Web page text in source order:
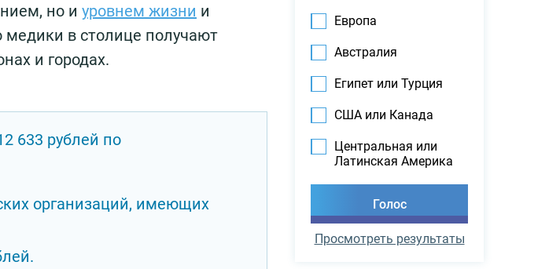
но и уровнем жизни и
медики в столице получают
и городах.
633 рублей по
организаций, имеющих
Европа
Австралия
Египет или Турция
США или Канада
Центральная или
Латинская Америка
Просмотреть результаты